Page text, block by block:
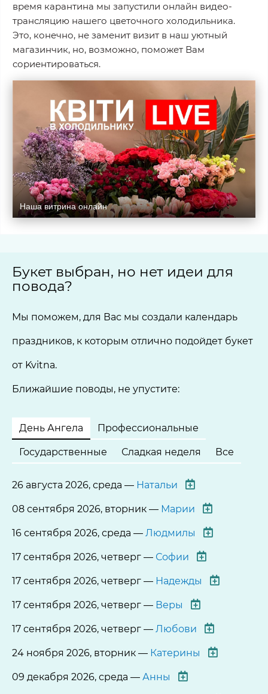
время карантина мы запустили онлайн видео-
трансляцию нашего цветочного холодильника.
Это, конечно, не заменит визит в наш уютный
магазинчик, но, возможно, поможет Вам
сориентироваться.
Наша витрина онлайн
Букет выбран, но нет идеи для
повода?
Мы поможем, для Вас мы создали календарь
праздников, к которым отлично подойдет букет
от Kvitna.
Ближайшие поводы, не упустите:
День Ангела Профессиональные
Государственные Сладкая неделя Все
26 августа 2026, среда — Натальи
08 сентября 2026, вторник — Марии
16 сентября 2026, среда — Людмилы
17 сентября 2026, четверг — Софии
17 сентября 2026, четверг — Надежды
17 сентября 2026, четверг — Веры
17 сентября 2026, четверг — Любови
24 ноября 2026, вторник — Катерины
09 декабря 2026, среда — Анны